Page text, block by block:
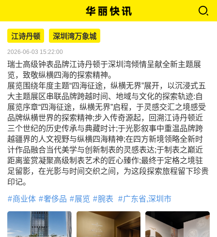
江诗丹顿 深圳湾万象城
2026-06-03 15:22:00
瑞士高级钟表品牌江诗丹顿于深圳湾倾情呈献全新主题展
览，致敬纵横四海的探索精神。
展览围绕年度主题“四海征途，纵横无界”展开，以沉浸式五
大主题展区串联品牌跨越时间、地域与文化的探索轨迹:自
展览序章“四海征途，纵横无界”启程，于灵感交汇之境感受
品牌纵横世界的探索精神;步入传奇源起，回溯江诗丹顿近
三个世纪的历史传承与典藏时计;于光影叙事中重温品牌跨
越疆界的人文视野与纵横四海精神;在四方新境领略全新时
计作品融合当代美学与创新制表的灵感表达;于制表之巅近
距离鉴赏凝聚高级制表艺术的匠心臻作;最终于定格之境驻
足留影，在光影与时间交织之间，为这段探索旅程留下珍贵
印记。
商业体 奢侈品 展览 腕表 广东省,深圳市